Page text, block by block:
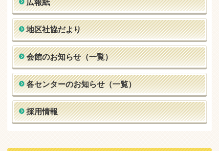
広報紙
地区社協だより
会館のお知らせ（一覧）
各センターのお知らせ（一覧）
採用情報